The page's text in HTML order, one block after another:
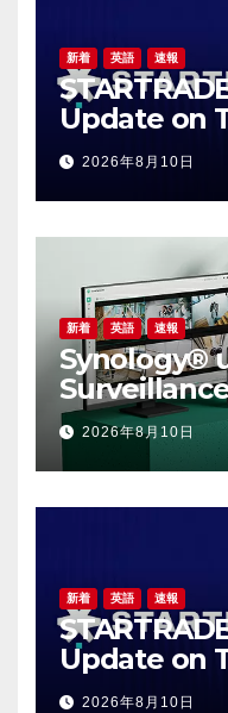
新着 英語 速報
Update on
Profiles
2026年8月10日
新着 英語 速報
Synology®
cloud video
solution
multi-site
2026年8月10日
新着 英語 速報
Update on
Profiles
2026年8月10日